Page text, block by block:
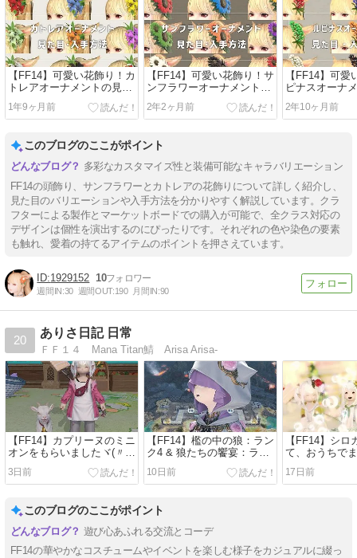
【FF14】可愛い花飾り！カ
トレアオーナメントの見た
目と入手方法
1年9ヶ月前
【FF14】可愛い花飾り！サ
ンフラワーオーナメントの
見た目と入手方法
2年2ヶ月前
【FF14】可愛
ピナスオーナ
目と入手方法
2年10ヶ月前
このブログのここがポイント
多彩なカスタマイズ性と装備可能なキャラバリエーション
FF14の頭飾り、サンフラワーとカトレアの花飾りについて詳しく紹介し、
見た目のバリエーションや入手方法を分かりやすく解説しています。クラ
フターによる製作とマーケットボードでの購入が可能で、全クラス対応の
デザインは個性を演出するのにぴったりです。それぞれの色や染色の要素
も触れ、愛着の持てるアイテムのポイントを押さえています。
1929152 10
週間IN:30 週間OUT:190 月間IN:90
20
ありさ日記 日常
ＦＦ１４ Mana Titan鯖 Arisa Arisa-
【FF14】カプリーヌのミニ
オンをもらいましたヾ(〃
^∇^)ﾉ Lv100ID妖異侵攻ク
ルティウス魔導工廠
3日前
【FF14】檻の中の狼：ラン
ク4 & 狼たちの饗宴：ラン
ク5 アチーブ取れましたヾ
(〃^∇^)ﾉ クリスタルコンフ
10日前
【FF14】シロ
て、おうちで
ボン玉ヾ(〃
【FFXIV】
17日前
このブログのここがポイント
遊び心あふれる交流とコーデ
FF14の華やかなコスチュームやイベントを楽しむ様子をカジュアルに綴っ